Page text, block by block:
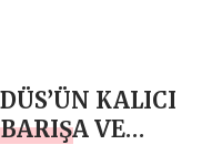
KALICI
VE